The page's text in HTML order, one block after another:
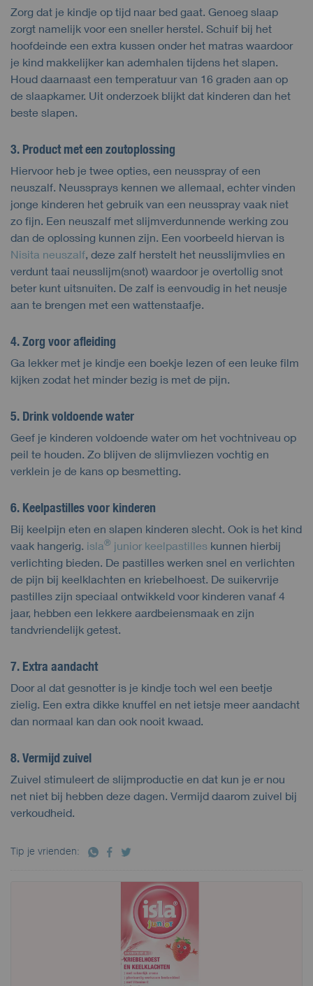
Zorg dat je kindje op tijd naar bed gaat. Genoeg slaap
zorgt namelijk voor een sneller herstel. Schuif bij het
hoofdeinde een extra kussen onder het matras waardoor
je kind makkelijker kan ademhalen tijdens het slapen.
Houd daarnaast een temperatuur van 16 graden aan op
de slaapkamer. Uit onderzoek blijkt dat kinderen dan het
beste slapen.
3. Product met een zoutoplossing
Hiervoor heb je twee opties, een neusspray of een
neuszalf. Neussprays kennen we allemaal, echter vinden
jonge kinderen het gebruik van een neusspray vaak niet
zo fijn. Een neuszalf met slijmverdunnende werking zou
dan de oplossing kunnen zijn. Een voorbeeld hiervan is
Nisita neuszalf, deze zalf herstelt het neusslijmvlies en
verdunt taai neusslijm(snot) waardoor je overtollig snot
beter kunt uitsnuiten. De zalf is eenvoudig in het neusje
aan te brengen met een wattenstaafje.
4. Zorg voor afleiding
Ga lekker met je kindje een boekje lezen of een leuke film
kijken zodat het minder bezig is met de pijn.
5. Drink voldoende water
Geef je kinderen voldoende water om het vochtniveau op
peil te houden. Zo blijven de slijmvliezen vochtig en
verklein je de kans op besmetting.
6. Keelpastilles voor kinderen
Bij keelpijn eten en slapen kinderen slecht. Ook is het kind
vaak hangerig. isla® junior keelpastilles kunnen hierbij
verlichting bieden. De pastilles werken snel en verlichten
de pijn bij keelklachten en kriebelhoest. De suikervrije
pastilles zijn speciaal ontwikkeld voor kinderen vanaf 4
jaar, hebben een lekkere aardbeiensmaak en zijn
tandvriendelijk getest.
7. Extra aandacht
Door al dat gesnotter is je kindje toch wel een beetje
zielig. Een extra dikke knuffel en net ietsje meer aandacht
dan normaal kan dan ook nooit kwaad.
8. Vermijd zuivel
Zuivel stimuleert de slijmproductie en dat kun je er nou
net niet bij hebben deze dagen. Vermijd daarom zuivel bij
verkoudheid.
Tip je vrienden: